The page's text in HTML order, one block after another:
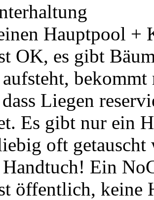
Hauptpool +
OK, es gibt
Liegen
Es gibt nur ein
oft getauscht
Ein
öffentlich, keine